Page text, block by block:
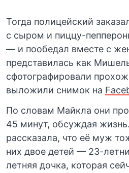
Тогда полицейский
с сыром и пиццу-
— и пообедал вместе с
представилась как
сфотографировали
выложили снимок на
По словам Майкла они
45 минут, обсуждая
рассказала, что её муж
них двое детей — 23-
летняя дочка, которая